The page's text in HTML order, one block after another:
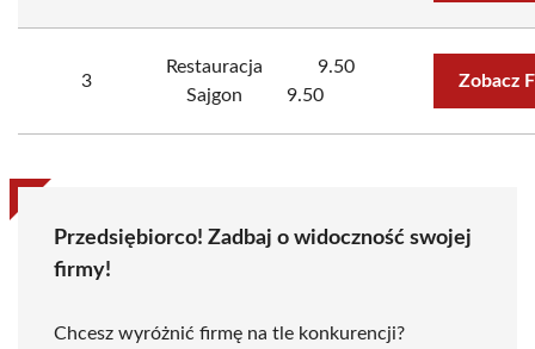
3
Restauracja
Sajgon
9.50
9.50
Zobacz
Przedsiębiorco! Zadbaj o widoczność swojej
firmy!
Chcesz wyróżnić firmę na tle konkurencji?